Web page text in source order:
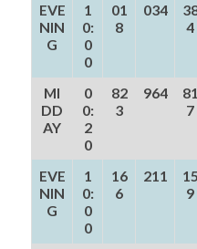
EVE
NIN
G
1
0:
0
0
01
8
034
4
MI
DD
AY
0
0:
2
0
82
3
964
81
7
EVE
NIN
G
1
0:
0
0
16
6
211
15
9